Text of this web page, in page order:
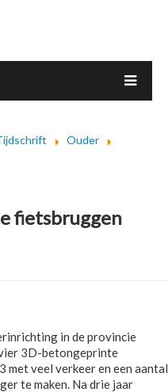
Ouder
fietsbruggen
in de provincie
3D-betongeprinte
met veel verkeer en een aantal
te maken. Na drie jaar